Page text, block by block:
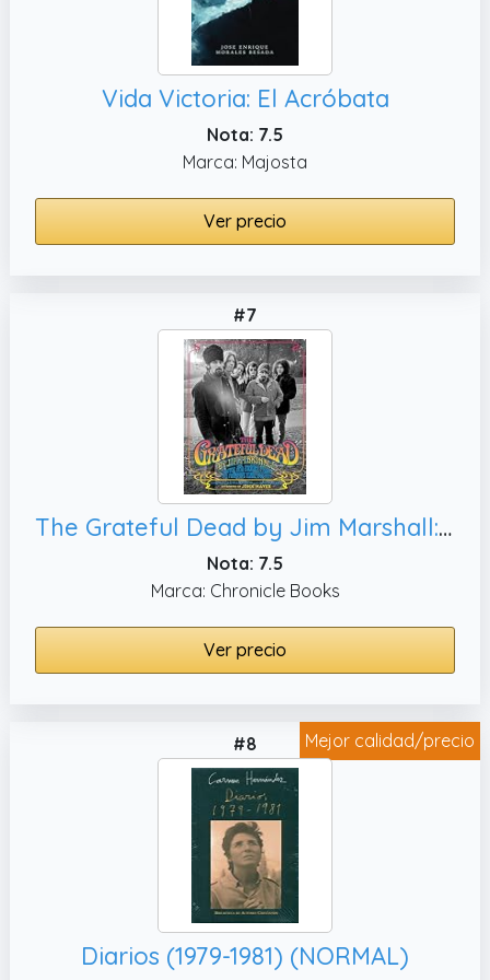
Vida Victoria: El Acróbata
Nota: 7.5
Marca: Majosta
Ver precio
#7
The Grateful Dead by Jim Marshall: Photos and Stories from the Formative Years, 1966–1977
Nota: 7.5
Marca: Chronicle Books
Ver precio
Mejor calidad/precio
#8
Diarios (1979-1981) (NORMAL)